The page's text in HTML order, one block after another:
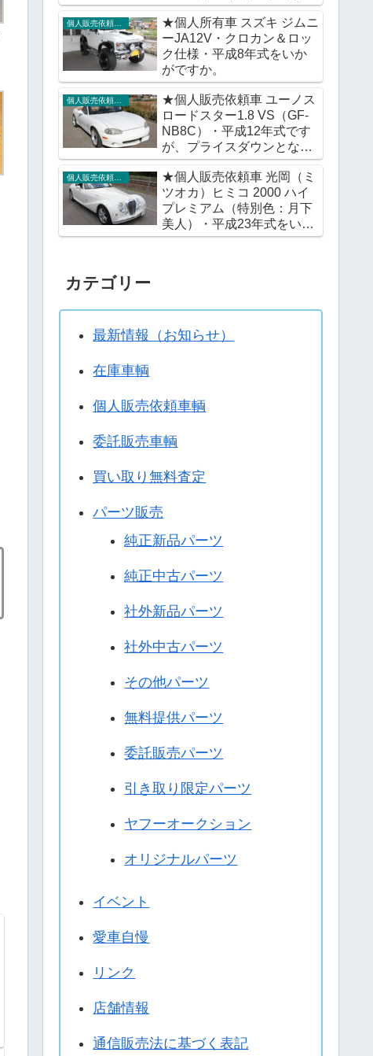
かがですか。
★個人所有車 スズキ ジムニ
ーJA12V・クロカン＆ロッ
ク仕様・平成8年式をいか
がですか。
★個人販売依頼車 ユーノス
ロードスター1.8 VS（GF-
NB8C）・平成12年式です
が、プライスダウンとなり
ました。※この機会に改め
てご検討いただければ幸い
です。
★個人販売依頼車 光岡（ミ
ツオカ）ヒミコ 2000 ハイ
プレミアム（特別色：月下
美人）・平成23年式をいか
がですか。
カテゴリー
最新情報（お知らせ）
在庫車輌
個人販売依頼車輌
委託販売車輌
買い取り無料査定
パーツ販売
純正新品パーツ
純正中古パーツ
社外新品パーツ
社外中古パーツ
その他パーツ
無料提供パーツ
委託販売パーツ
引き取り限定パーツ
ヤフーオークション
オリジナルパーツ
イベント
愛車自慢
リンク
店舗情報
通信販売法に基づく表記